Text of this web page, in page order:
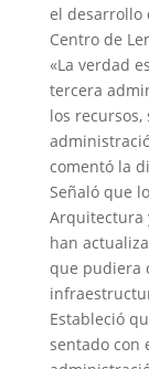
el desarrollo
Centro de
«La verdad
tercera
los
comentó la
Señaló que
Arquitectura
han
que pudiera
Estableció
sentado con